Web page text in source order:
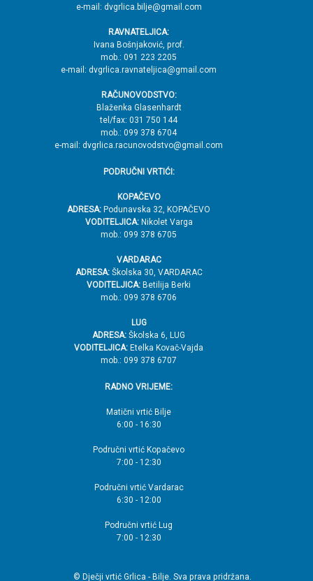
e-mail: dvgrlica.bilje@gmail.com
RAVNATELJICA:
Ivana Bošnjaković, prof.
mob.: 091 223 2205
e-mail: dvgrlica.ravnateljica@gmail.com
RAČUNOVODSTVO:
Blaženka Glasenhardt
tel/fax: 031 750 144
mob.: 099 378 6704
e-mail: dvgrlica.racunovodstvo@gmail.com
PODRUČNI VRTIĆI:
KOPAČEVO
ADRESA: Podunavska 32, KOPAČEVO
VODITELJICA:Nikolet Varga
mob.: 099 378 6705
VARDARAC
ADRESA:Školska 30, VARDARAC
VODITELJICA: Betilija Berki
mob.: 099 378 6706
LUG
ADRESA: Školska 6, LUG
VODITELJICA: Etelka Kovač-Vajda
mob.: 099 378 6707
RADNO VRIJEME:
Matični vrtić Bilje
6:00 - 16:30
Područni vrtić Kopačevo
7:00 - 12:30
Područni vrtić Vardarac
6:30 - 12:00
Područni vrtić Lug
7:00 - 12:30
© Dječji vrtić Grlica - Bilje. Sva prava pridržana.